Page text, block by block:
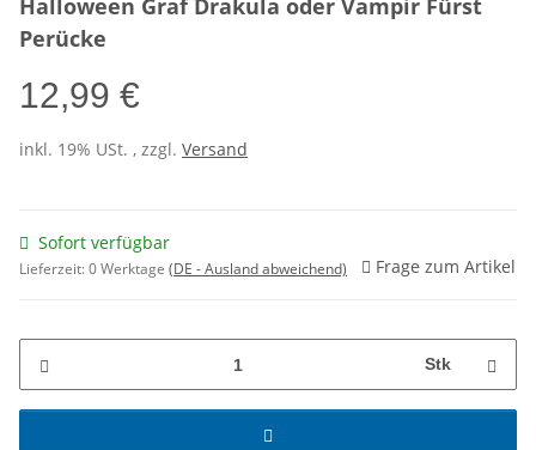
Halloween Graf Drakula oder Vampir Fürst
Perücke
12,99 €
inkl. 19% USt. , zzgl. Versand
Sofort verfügbar
Lieferzeit:0 Werktage (DE - Ausland abweichend) Frage zum Artikel
Stk